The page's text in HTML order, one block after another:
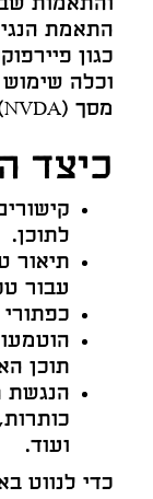
והתאמות
התאמת
כגון
וכלה שימוש
מסך (NVDA)
כיצד
לתוכן.
תיאור
עבור
תוכן
הנגשת
ועוד.
כדי לנווט